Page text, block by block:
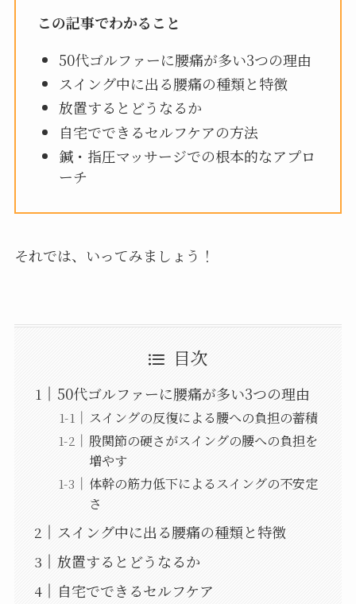
この記事でわかること
50代ゴルファーに腰痛が多い3つの理由
スイング中に出る腰痛の種類と特徴
放置するとどうなるか
自宅でできるセルフケアの方法
鍼・指圧マッサージでの根本的なアプロ
ーチ
それでは、いってみましょう！
目次
50代ゴルファーに腰痛が多い3つの理由
スイングの反復による腰への負担の蓄積
股関節の硬さがスイングの腰への負担を
増やす
体幹の筋力低下によるスイングの不安定
さ
スイング中に出る腰痛の種類と特徴
放置するとどうなるか
自宅でできるセルフケア